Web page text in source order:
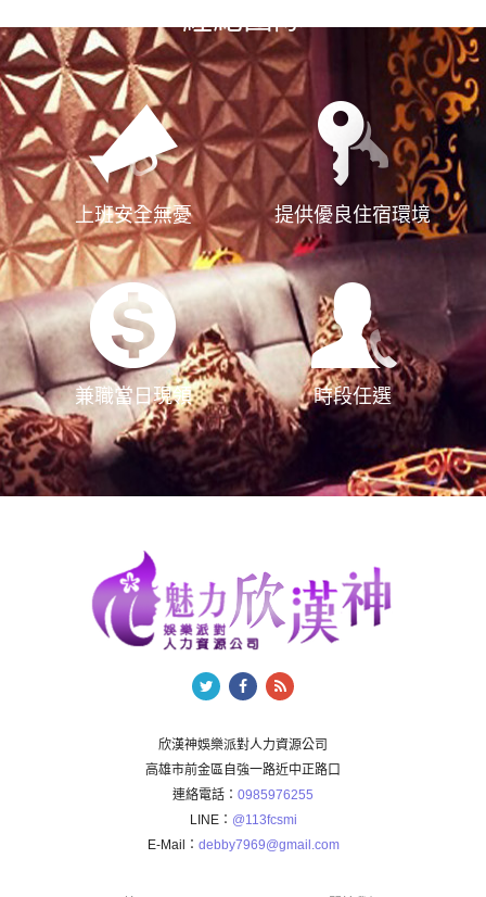
經紀團隊
上班安全無憂 提供優良住宿環境
兼職當日現領 時段任選
欣漢神娛樂派對人力資源公司
高雄市前金區自強一路近中正路口
連絡電話： 0985976255
LINE： @113fcsmi
E-Mail： debby7969@gmail.com